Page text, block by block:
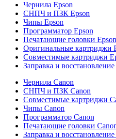
Чернила Epson
СНПЧ и ПЗК Epson
Чипы Epson
Программатор Epson
Печатающие головки Epson
Оригинальные картриджи
Совместимые картриджи
Заправка и
Чернила Canon
СНПЧ и ПЗК Canon
Совместимые картриджи
Чипы Canon
Программатор Canon
Печатающие головки
Заправка и